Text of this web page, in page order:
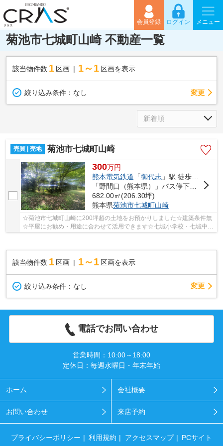
会員登録 ログイン メニュー
菊池市七城町山崎 不動産一覧
該当物件数 1 区画 1～1 区画を表示
絞り込み条件： なし 変更
売買 | 売地 菊池市七城町山崎
300万円
熊本電気鉄道 「御代志」駅 徒歩99分
「野間口（熊本県）」バス停下車 徒歩11分
682.00㎡(206.30坪)
熊本県菊池市七城町山崎
☆菊池市七城町山崎に200坪超の土地をお預かりしました☆建築条件無
☆平屋にお勧め・用途に合わせて活用できます☆七城小学校・七城中学
該当物件数 1 区画 1～1 区画を表示
絞り込み条件： なし 変更
電話でお問い合わせ
営業時間：10:00～18:00
定休日：毎週水曜日・年末年始
ホーム 会社概要
お問い合わせ 来店予約
プライバシーポリシー 利用規約 アクセスマップ PCサイト